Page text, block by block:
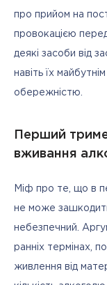
про прийом на
провокацією
деякі засоби від
навіть їх
обережністю.
Перший
вживання
Міф про те, що в
не може зашкодити
небезпечний.
ранніх термінах,
живлення від